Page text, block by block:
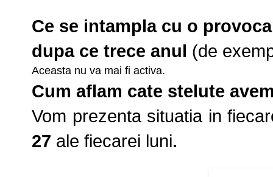
Ce se intampla cu o
dupa ce trece anul (de
Aceasta nu va mai fi activa.
Cum aflam cate stelute
Vom prezenta situatia in
27 ale fiecarei luni.